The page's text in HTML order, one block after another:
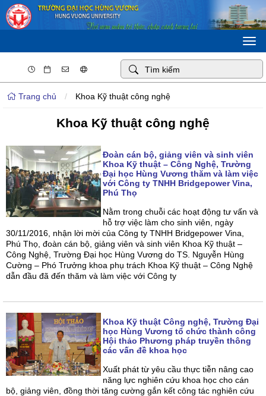
Trang chủ / Khoa Kỹ thuật công nghệ
Khoa Kỹ thuật công nghệ
Đoàn cán bộ, giảng viên và sinh viên
Khoa Kỹ thuật – Công Nghệ, Trường
Đại học Hùng Vương thăm và làm việc
với Công ty TNHH Bridgepower Vina,
Phú Thọ
Nằm trong chuỗi các hoạt động tư vấn và
hỗ trợ việc làm cho sinh viên, ngày
30/11/2016, nhận lời mời của Công ty TNHH Bridgepower Vina,
Phú Thọ, đoàn cán bộ, giảng viên và sinh viên Khoa Kỹ thuật –
Công Nghệ, Trường Đại học Hùng Vương do TS. Nguyễn Hùng
Cường – Phó Trưởng khoa phụ trách Khoa Kỹ thuật – Công Nghệ
dẫn đầu đã đến thăm và làm việc với Công ty
Khoa Kỹ thuật Công nghệ, Trường Đại
học Hùng Vương tổ chức thành công
Hội thảo Phương pháp truyền thông
các vấn đề khoa học
Xuất phát từ yêu cầu thực tiễn nâng cao
năng lực nghiên cứu khoa học cho cán
bộ, giảng viên, đồng thời tăng cường gắn kết công tác nghiên cứu